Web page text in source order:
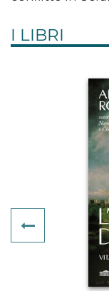
I LIBRI
Previous